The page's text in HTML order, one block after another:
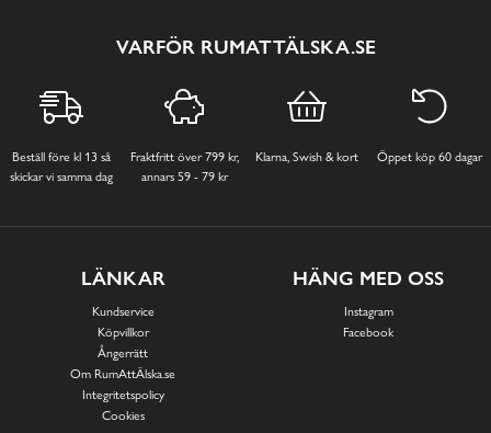
VARFÖR RUMATTÄLSKA.SE
Beställ före kl 13 så
skickar vi samma dag
Fraktfritt över 799 kr,
annars 59 - 79 kr
Klarna, Swish & kort Öppet köp 60 dagar
LÄNKAR
Kundservice
Köpvillkor
Ångerrätt
Om RumAttÄlska.se
Integritetspolicy
Cookies
HÄNG MED OSS
Instagram
Facebook